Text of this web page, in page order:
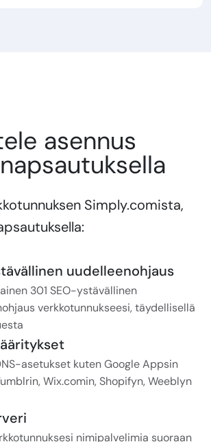
asennus
Simply.comista,
uudelleenohjaus
301 SEO-ystävällinen
verkkotunnukseesi, täydellisellä
asetukset kuten Google Appsin
Wix.comin, Shopifyn, Weeblyn
nimipalvelimia suoraan